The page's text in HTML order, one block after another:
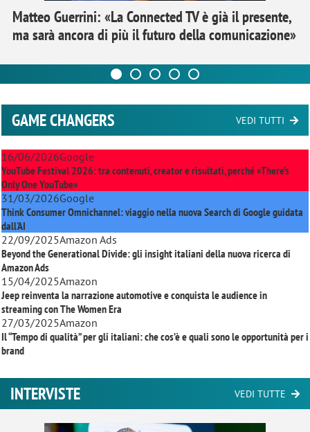
Matteo Guerrini: «La Connected TV è già il presente,
ma sarà ancora di più il futuro della comunicazione»
GAME CHANGERS VEDI TUTTI
16/06/2026Google
YouTube Festival 2026: tra contenuti, creator e risultati, perché «There’s
Only One YouTube»
31/03/2026Google
Think Consumer Omnichannel: viaggio nella nuova Search di Google guidata
dall'AI
22/09/2025Amazon Ads
Beyond the Generational Divide: gli insight italiani della nuova ricerca di
Amazon Ads
15/04/2025Amazon
Jeep reinventa la narrazione automotive e conquista le audience in
streaming conThe Women Era
27/03/2025Amazon
Il “Tempo di qualità” per gli italiani: che cos’è e quali sono le opportunità per i
brand
INTERVISTE VEDI TUTTE